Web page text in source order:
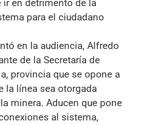
en detrimento de la
para el ciudadano
en la audiencia, Alfredo
de la Secretaría de
provincia que se opone a
la línea sea otorgada
minera. Aducen que pone
al sistema,